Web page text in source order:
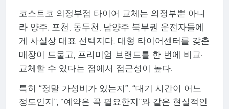
코스트코 의정부점 타이어 교체는 의정부뿐 아니
라 양주, 포천, 동두천, 남양주 북부권 운전자들에
게 사실상 대표 선택지다. 대형 타이어센터를 갖춘
매장이 드물고, 프리미엄 브랜드를 한 번에 비교·
교체할 수 있다는 점에서 접근성이 높다.
특히 “정말 가성비가 있는지”, “대기 시간이 어느
정도인지”, “예약은 꼭 필요한지”와 같은 현실적인